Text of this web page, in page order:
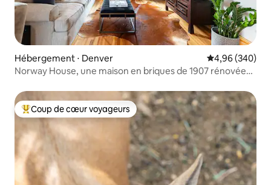
Hébergement ⋅ Denver Évaluation
4,96 (340)
Norway House, une maison en briques de 1907 rénovée
Coups de cœur voyageurs les plus appréciés
Coup de cœur voyageurs